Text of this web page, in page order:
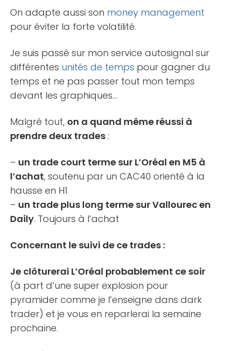
On adapte aussi son money management
pour éviter la forte volatilité.
Je suis passé sur mon service autosignal sur
différentes unités de temps pour gagner du
temps et ne pas passer tout mon temps
devant les graphiques…
Malgré tout, on a quand même réussi à
prendre deux trades :
– un trade court terme sur L’Oréal en M5 à
l’achat, soutenu par un CAC40 orienté à la
hausse en H1
– un trade plus long terme sur Vallourec en
Daily. Toujours à l’achat
Concernant le suivi de ce trades :
Je clôturerai L’Oréal probablement ce soir
(à part d’une super explosion pour
pyramider comme je l’enseigne dans dark
trader) et je vous en reparlerai la semaine
prochaine.